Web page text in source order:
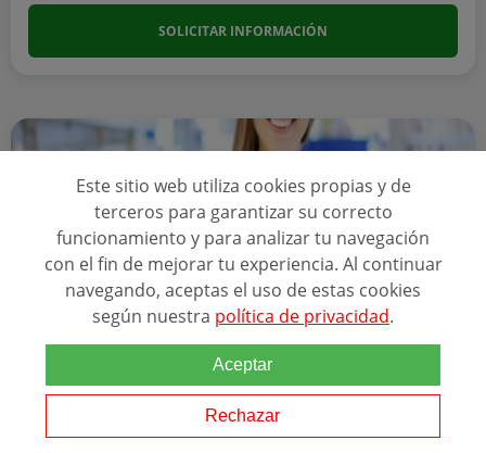
SOLICITAR INFORMACIÓN
FP GRADO MEDIO TÉCNICO EN FARMACIA Y
PARAFARMACIA
Este sitio web utiliza cookies propias y de
terceros para garantizar su correcto
funcionamiento y para analizar tu navegación
con el fin de mejorar tu experiencia. Al continuar
navegando, aceptas el uso de estas cookies
según nuestra política de privacidad.
Aceptar
Rechazar